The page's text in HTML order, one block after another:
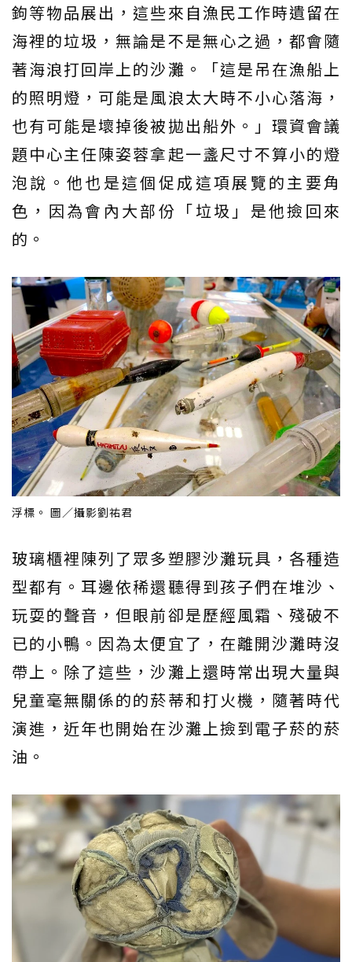
鉤等物品展出，這些來自漁民工作時遺留在
海裡的垃圾，無論是不是無心之過，都會隨
著海浪打回岸上的沙灘。「這是吊在漁船上
的照明燈，可能是風浪太大時不小心落海，
也有可能是壞掉後被拋出船外。」環資會議
題中心主任陳姿蓉拿起一盞尺寸不算小的燈
泡說。他也是這個促成這項展覽的主要角
色，因為會內大部份「垃圾」是他撿回來
的。
浮標。 圖／攝影劉祐君
玻璃櫃裡陳列了眾多塑膠沙灘玩具，各種造
型都有。耳邊依稀還聽得到孩子們在堆沙、
玩耍的聲音，但眼前卻是歷經風霜、殘破不
已的小鴨。因為太便宜了，在離開沙灘時沒
帶上。除了這些，沙灘上還時常出現大量與
兒童毫無關係的的菸蒂和打火機，隨著時代
演進，近年也開始在沙灘上撿到電子菸的菸
油。